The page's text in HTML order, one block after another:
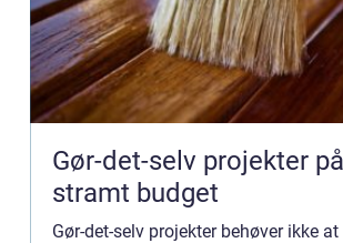
Gør-det-selv projekter
stramt budget
Gør-det-selv projekter behøver ikke